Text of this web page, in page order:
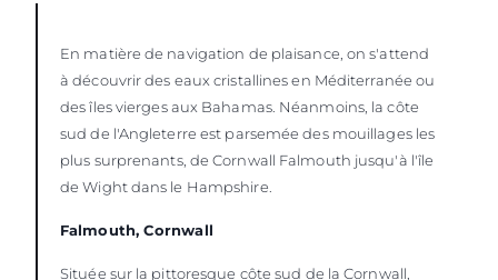
En matière de navigation de plaisance, on s'attend
à découvrir des eaux cristallines en Méditerranée ou
des îles vierges aux Bahamas. Néanmoins, la côte
sud de l'Angleterre est parsemée des mouillages les
plus surprenants, de Cornwall Falmouth jusqu'à l'île
de Wight dans le Hampshire.
Falmouth, Cornwall
Située sur la pittoresque côte sud de la Cornwall,